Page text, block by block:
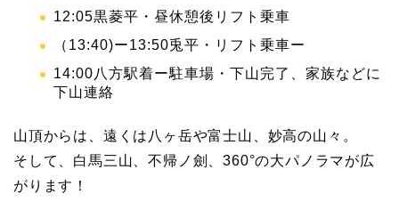
12:05黒菱平・昼休憩後リフト乗車
（13:40)ー13:50兎平・リフト乗車ー
14:00八方駅着ー駐車場・下山完了、家族などに
下山連絡
山頂からは、遠くは八ヶ岳や富士山、妙高の山々。
そして、白馬三山、不帰ノ劍、360°の大パノラマが広
がります！